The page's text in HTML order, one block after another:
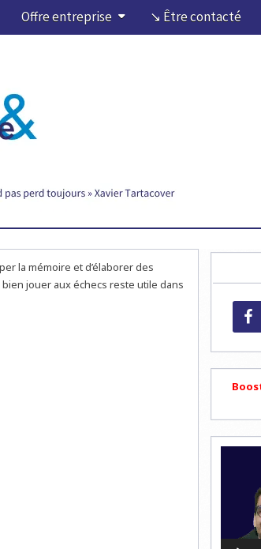
Offre entreprise ↘ Être contacté
la mémoire et d’élaborer des
jouer aux échecs reste utile dans